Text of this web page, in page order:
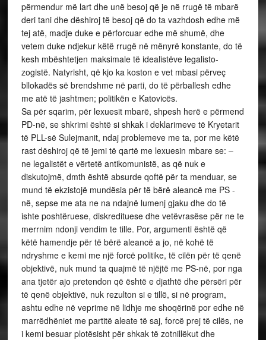
përmendur më lart dhe unë besoj që je në rrugë të mbarë
deri tani dhe dëshiroj të besoj që do ta vazhdosh edhe më
tej atë, madje duke e përforcuar edhe më shumë, dhe
vetem duke ndjekur këtë rrugë në mënyrë konstante, do të
kesh mbështetjen maksimale të idealistëve legalisto-
zogistë. Natyrisht, që kjo ka koston e vet mbasi përveç
bllokadës së brendshme në parti, do të përballesh edhe
me atë të jashtmen; politikën e Katovicës.
Sa për sqarim, për lexuesit mbarë, shpesh herë e përmend
PD-në, se shkrimi është si shkak i deklarimeve të Kryetarit
të PLL-së Sulejmanit, ndaj problemeve me ta, por me këtë
rast dëshiroj që të jemi të qartë me lexuesin mbare se: –
ne legalistët e vërtetë antikomunistë, as që nuk e
diskutojmë, dmth është absurde qoftë për ta menduar, se
mund të ekzistojë mundësia për të bërë aleancë me PS -
në, sepse me ata ne na ndajnë lumenj gjaku dhe do të
ishte poshtëruese, diskredituese dhe vetëvrasëse për ne te
merrnim ndonji vendim te tille. Por, argumenti është që
këtë hamendje për të bërë aleancë a jo, në kohë të
ndryshme e kemi me një forcë politike, të cilën për të qenë
objektivë, nuk mund ta quajmë të njëjtë me PS-në, por nga
ana tjetër ajo pretendon që është e djathtë dhe përsëri për
të qenë objektivë, nuk rezulton si e tillë, si në program,
ashtu edhe në veprime në lidhje me shoqërinë por edhe në
marrëdhëniet me partitë aleate të saj, forcë prej të cilës, ne
i kemi besuar plotësisht për shkak të zotnillëkut dhe